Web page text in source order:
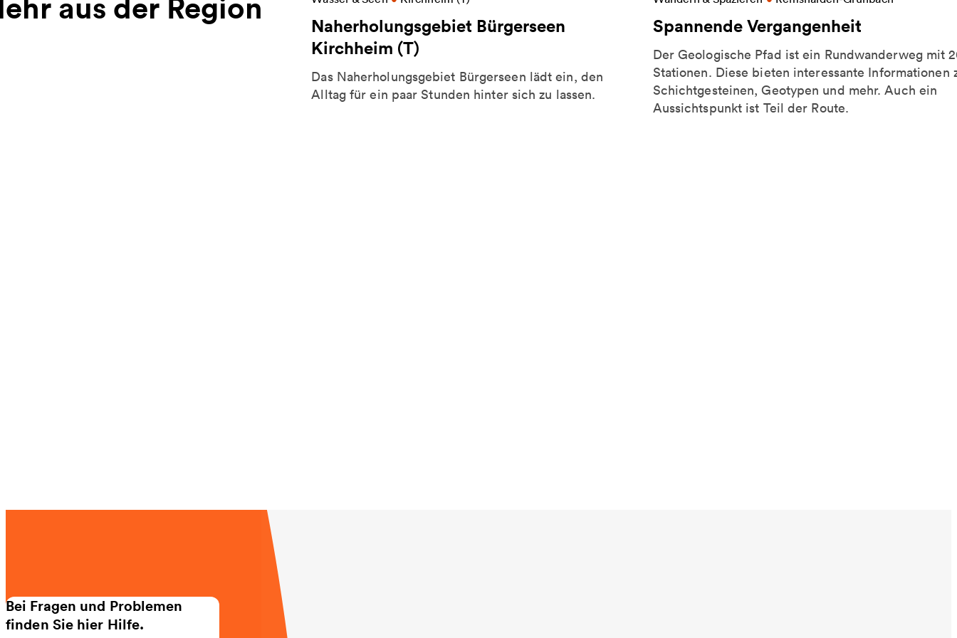
Naherholungsgebiet Bürgerseen
Kirchheim (T)
Das Naherholungsgebiet Bürgerseen lädt ein, den
Alltag für ein paar Stunden hinter sich zu lassen.
Spannende Vergangenheit
Der Geologische Pfad ist ein Rundwanderweg mit
Stationen. Diese bieten interessante Informationen
Schichtgesteinen, Geotypen und mehr. Auch ein
Aussichtspunkt ist Teil der Route.
Bei Fragen und Problemen
finden Sie hier Hilfe.